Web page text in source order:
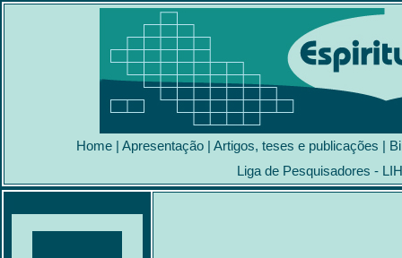
Home | Apresentação | Artigos, teses e publicações |
Liga de Pesquisadores -